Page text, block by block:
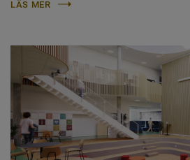
LÄS MER